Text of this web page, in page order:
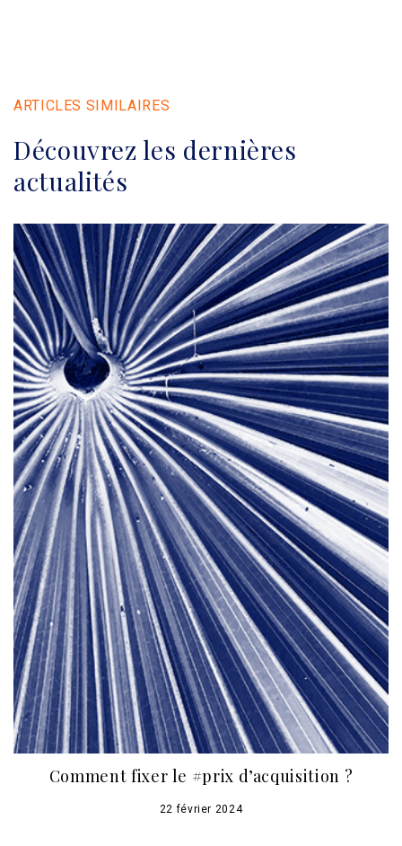
ARTICLES SIMILAIRES
Découvrez les dernières
actualités
Comment fixer le #prix d’acquisition ?
22 février 2024